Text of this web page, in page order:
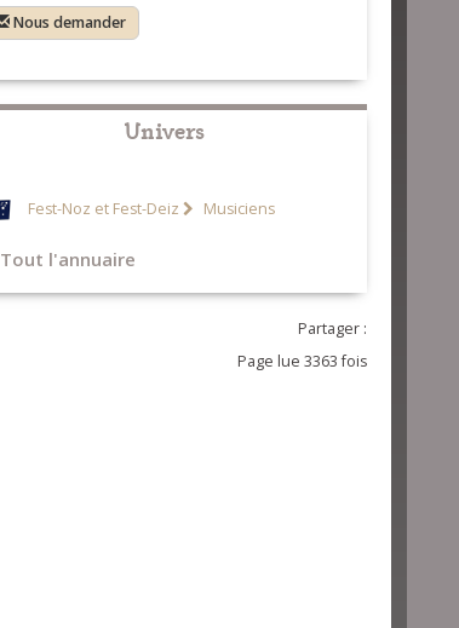
Nous demander
Univers
Fest-Noz et Fest-Deiz Musiciens
Tout l'annuaire
Partager :
Page lue 3363 fois